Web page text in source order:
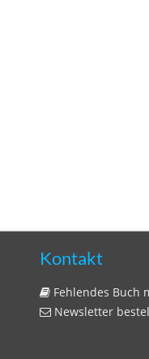
Kontakt
Fehlendes Buch
Newsletter